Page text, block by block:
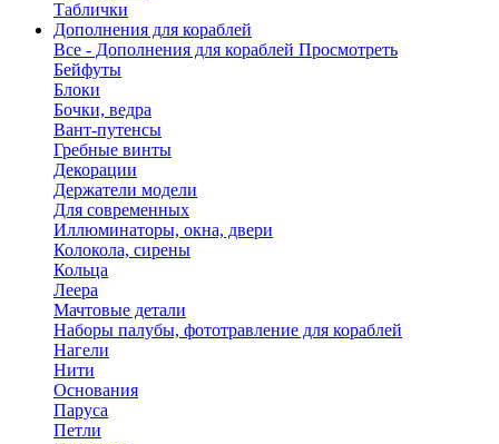
Таблички
Дополнения для кораблей
Все - Дополнения для кораблей Просмотреть
Бейфуты
Блоки
Бочки, ведра
Вант-путенсы
Гребные винты
Декорации
Держатели модели
Для современных
Иллюминаторы, окна, двери
Колокола, сирены
Кольца
Леера
Мачтовые детали
Наборы палубы, фототравление для кораблей
Нагели
Нити
Основания
Паруса
Петли